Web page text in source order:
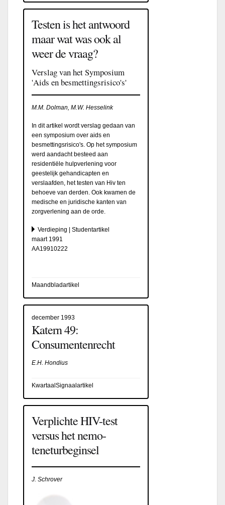
Testen is het antwoord
maar wat was ook al
weer de vraag?
Verslag van het Symposium
'Aids en besmettingsrisico's'
M.M. Dolman, M.W. Hesselink
In dit artikel wordt verslag gedaan van
een symposium over aids en
besmettingsrisico's. Op het symposium
werd aandacht besteed aan
residentiële hulpverlening voor
geestelijk gehandicapten en
verslaafden, het testen van Hiv ten
behoeve van derden. Ook kwamen de
medische en juridische kanten van
zorgverlening aan de orde.
Verdieping | Studentartikel
maart 1991
AA19910222
Maandbladartikel
december 1993
Katern 49:
Consumentenrecht
E.H. Hondius
KwartaalSignaalartikel
Verplichte HIV-test
versus het nemo-
teneturbeginsel
J. Schrover